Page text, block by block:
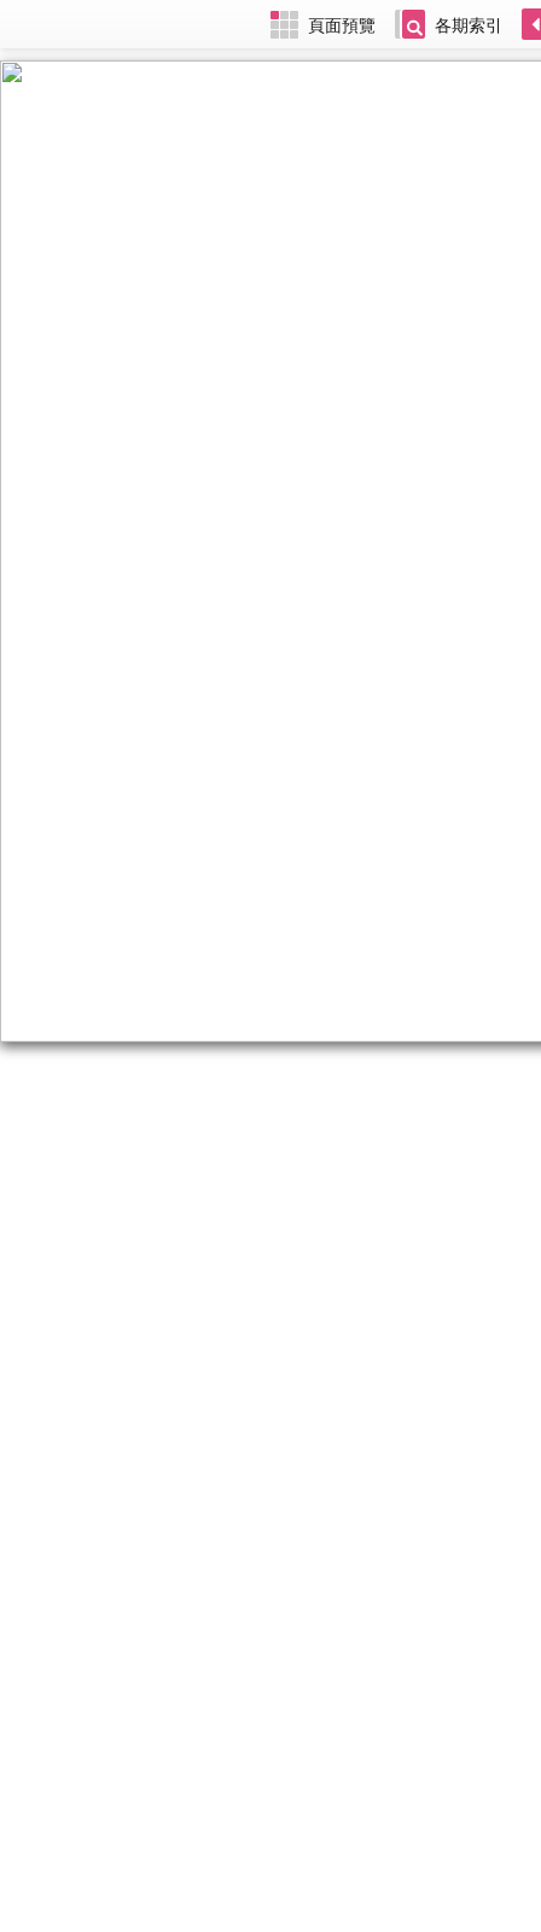
頁面預覽 各期索引